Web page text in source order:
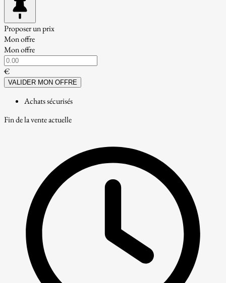
Proposer un prix
Mon offre
Mon offre
€
VALIDER MON OFFRE
Achats sécurisés
Fin de la vente actuelle